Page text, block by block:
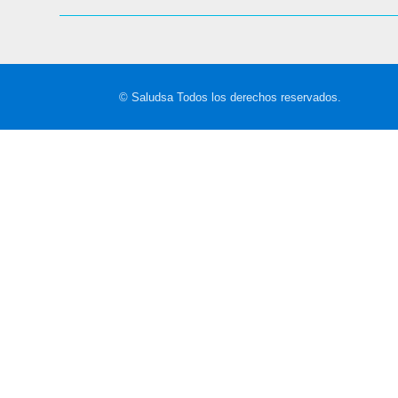
© Saludsa Todos los derechos reservados.